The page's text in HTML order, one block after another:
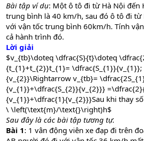
Bài tập ví dụ: Một ô tô đi từ Hà Nội đến
trung bình là 40 km/h, sau đó ô tô đi từ
với vận tốc trung bình 60km/h. Tính
cả hành trình đó.
Lời giải
$v_{tb}\doteq \dfrac{S}{t}\doteq
{t_{1}+t_{2}}t_{1}=
{v_{2}}\Rightarrow v_{tb}=
{v_{1}}+\dfrac{S_{2}}{v_{2}}}
{v_{1}}+\dfrac{1}{v_{2}}}Sau khi thay
\ \left(\text{m}/\text{}\right)h$
Sau đây là các bài tập tương tự.
Bài 1: 1 vân động viên xe đạp đi trên